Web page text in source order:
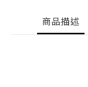
商品描述